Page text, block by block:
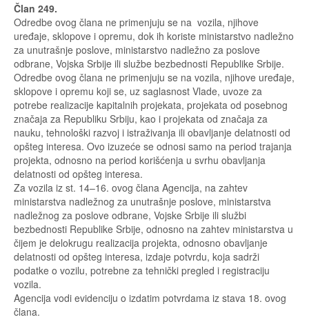
Član 249.
Odredbe ovog člana ne primenjuju se na vozila, njihove
uređaje, sklopove i opremu, dok ih koriste ministarstvo nadležno
za unutrašnje poslove, ministarstvo nadležno za poslove
odbrane, Vojska Srbije ili službe bezbednosti Republike Srbije.
Odredbe ovog člana ne primenjuju se na vozila, njihove uređaje,
sklopove i opremu koji se, uz saglasnost Vlade, uvoze za
potrebe realizacije kapitalnih projekata, projekata od posebnog
značaja za Republiku Srbiju, kao i projekata od značaja za
nauku, tehnološki razvoj i istraživanja ili obavljanje delatnosti od
opšteg interesa. Ovo izuzeće se odnosi samo na period trajanja
projekta, odnosno na period korišćenja u svrhu obavljanja
delatnosti od opšteg interesa.
Za vozila iz st. 14–16. ovog člana Agencija, na zahtev
ministarstva nadležnog za unutrašnje poslove, ministarstva
nadležnog za poslove odbrane, Vojske Srbije ili službi
bezbednosti Republike Srbije, odnosno na zahtev ministarstva u
čijem je delokrugu realizacija projekta, odnosno obavljanje
delatnosti od opšteg interesa, izdaje potvrdu, koja sadrži
podatke o vozilu, potrebne za tehnički pregled i registraciju
vozila.
Agencija vodi evidenciju o izdatim potvrdama iz stava 18. ovog
člana.